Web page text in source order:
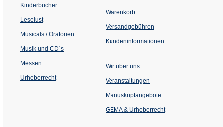
Kinderbücher
Leselust
Musicals / Oratorien
Musik und CD´s
Messen
Urheberrecht
Warenkorb
Versandgebühren
Kundeninformationen
Wir über uns
Veranstaltungen
einem
Tab)
Manuskriptangebote
GEMA & Urheberrecht